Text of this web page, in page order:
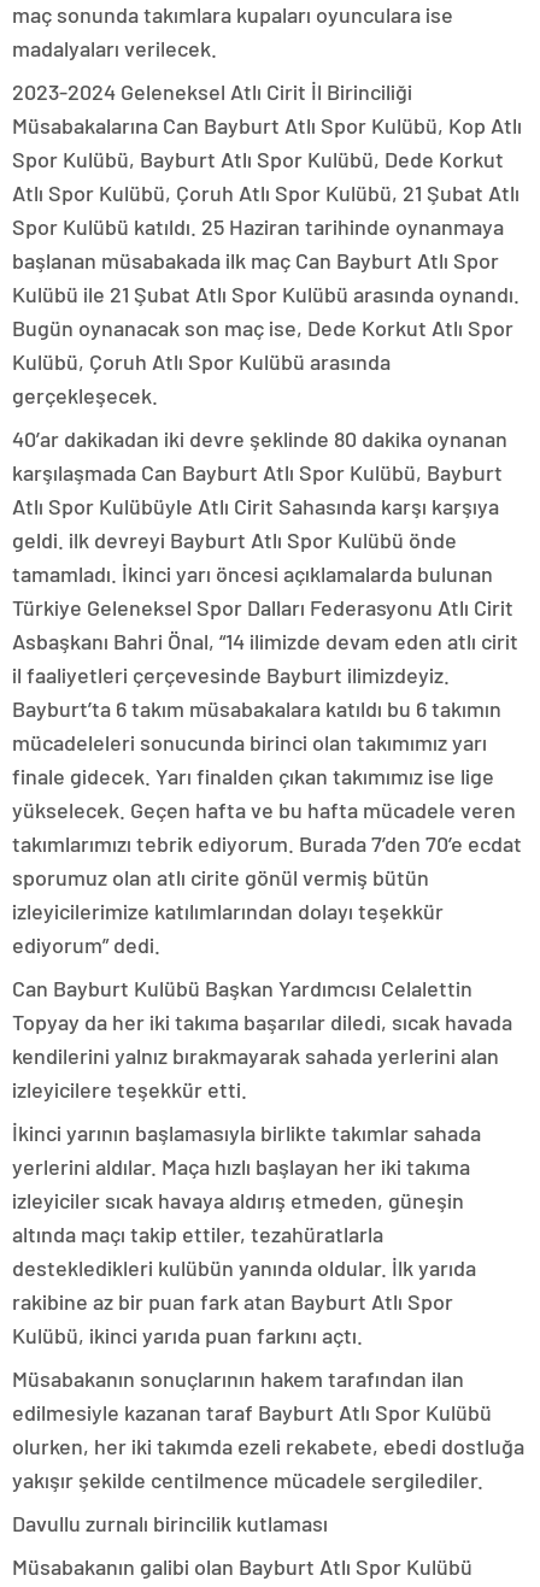
maç sonunda takımlara kupaları oyunculara ise
madalyaları verilecek.
2023-2024 Geleneksel Atlı Cirit İl Birinciliği
Müsabakalarına Can Bayburt Atlı Spor Kulübü, Kop Atlı
Spor Kulübü, Bayburt Atlı Spor Kulübü, Dede Korkut
Atlı Spor Kulübü, Çoruh Atlı Spor Kulübü, 21 Şubat Atlı
Spor Kulübü katıldı. 25 Haziran tarihinde oynanmaya
başlanan müsabakada ilk maç Can Bayburt Atlı Spor
Kulübü ile 21 Şubat Atlı Spor Kulübü arasında oynandı.
Bugün oynanacak son maç ise, Dede Korkut Atlı Spor
Kulübü, Çoruh Atlı Spor Kulübü arasında
gerçekleşecek.
40’ar dakikadan iki devre şeklinde 80 dakika oynanan
karşılaşmada Can Bayburt Atlı Spor Kulübü, Bayburt
Atlı Spor Kulübüyle Atlı Cirit Sahasında karşı karşıya
geldi. ilk devreyi Bayburt Atlı Spor Kulübü önde
tamamladı. İkinci yarı öncesi açıklamalarda bulunan
Türkiye Geleneksel Spor Dalları Federasyonu Atlı Cirit
Asbaşkanı Bahri Önal, “14 ilimizde devam eden atlı cirit
il faaliyetleri çerçevesinde Bayburt ilimizdeyiz.
Bayburt’ta 6 takım müsabakalara katıldı bu 6 takımın
mücadeleleri sonucunda birinci olan takımımız yarı
finale gidecek. Yarı finalden çıkan takımımız ise lige
yükselecek. Geçen hafta ve bu hafta mücadele veren
takımlarımızı tebrik ediyorum. Burada 7’den 70’e ecdat
sporumuz olan atlı cirite gönül vermiş bütün
izleyicilerimize katılımlarından dolayı teşekkür
ediyorum” dedi.
Can Bayburt Kulübü Başkan Yardımcısı Celalettin
Topyay da her iki takıma başarılar diledi, sıcak havada
kendilerini yalnız bırakmayarak sahada yerlerini alan
izleyicilere teşekkür etti.
İkinci yarının başlamasıyla birlikte takımlar sahada
yerlerini aldılar. Maça hızlı başlayan her iki takıma
izleyiciler sıcak havaya aldırış etmeden, güneşin
altında maçı takip ettiler, tezahüratlarla
destekledikleri kulübün yanında oldular. İlk yarıda
rakibine az bir puan fark atan Bayburt Atlı Spor
Kulübü, ikinci yarıda puan farkını açtı.
Müsabakanın sonuçlarının hakem tarafından ilan
edilmesiyle kazanan taraf Bayburt Atlı Spor Kulübü
olurken, her iki takımda ezeli rekabete, ebedi dostluğa
yakışır şekilde centilmence mücadele sergilediler.
Davullu zurnalı birincilik kutlaması
Müsabakanın galibi olan Bayburt Atlı Spor Kulübü